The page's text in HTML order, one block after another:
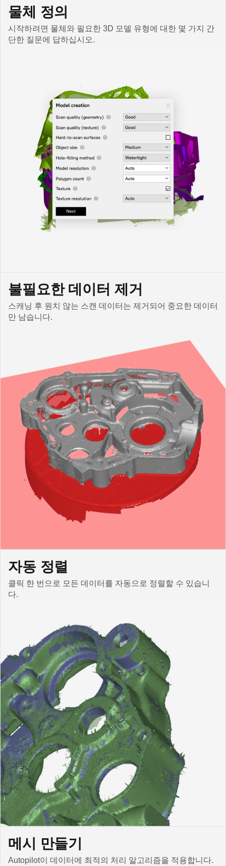
물체 정의
시작하려면 물체와 필요한 3D 모델 유형에 대한 몇 가지 간
단한 질문에 답하십시오.
불필요한 데이터 제거
스캐닝 후 원치 않는 스캔 데이터는 제거되어 중요한 데이터
만 남습니다.
자동 정렬
클릭 한 번으로 모든 데이터를 자동으로 정렬할 수 있습니
다.
메시 만들기
Autopilot이 데이터에 최적의 처리 알고리즘을 적용합니다.